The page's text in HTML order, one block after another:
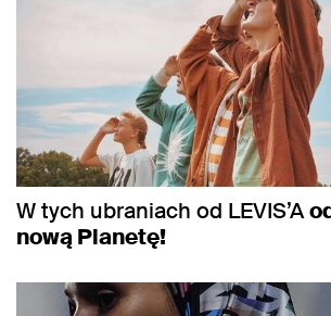
W tych ubraniach od LEVIS’A
nową Planetę!